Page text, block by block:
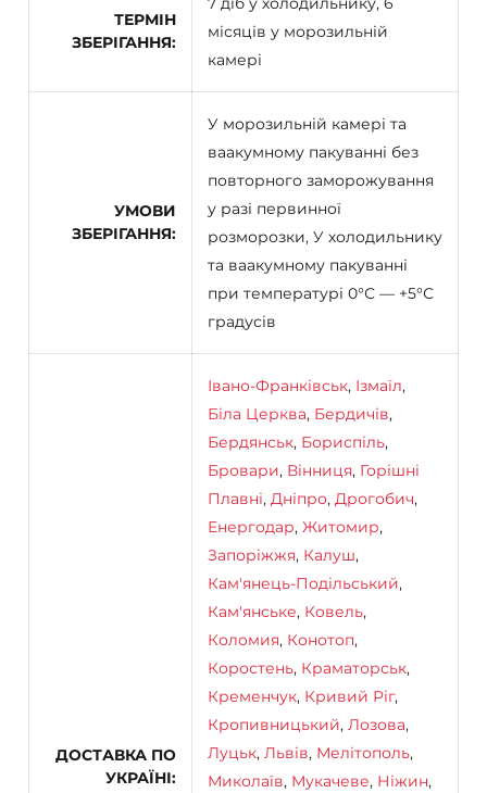
ТЕРМІН
ЗБЕРІГАННЯ
місяців у морозильній
камері
УМОВИ
ЗБЕРІГАННЯ
У морозильній камері та
ваакумному пакуванні без
повторного заморожування
у разі первинної
розморозки, У холодильнику
та ваакумному пакуванні
при температурі 0°С — +5°С
градусів
ДОСТАВКА ПО
УКРАЇНІ
Івано-Франківськ, Ізмаїл,
Біла Церква, Бердичів,
Бердянськ, Бориспіль,
Бровари, Вінниця, Горішні
Плавні, Дніпро, Дрогобич,
Енергодар, Житомир,
Запоріжжя, Калуш,
Кам'янець-Подільський,
Кам'янське, Ковель,
Коломия, Конотоп,
Коростень, Краматорськ,
Кременчук, Кривий Ріг,
Кропивницький, Лозова,
Луцьк, Львів, Мелітополь,
Миколаїв, Мукачеве, Ніжин,